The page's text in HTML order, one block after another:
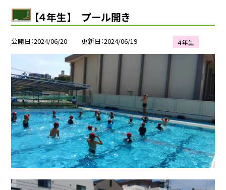
【４年生】 プール開き
公開日 2024/06/20 更新日 2024/06/19 ４年生